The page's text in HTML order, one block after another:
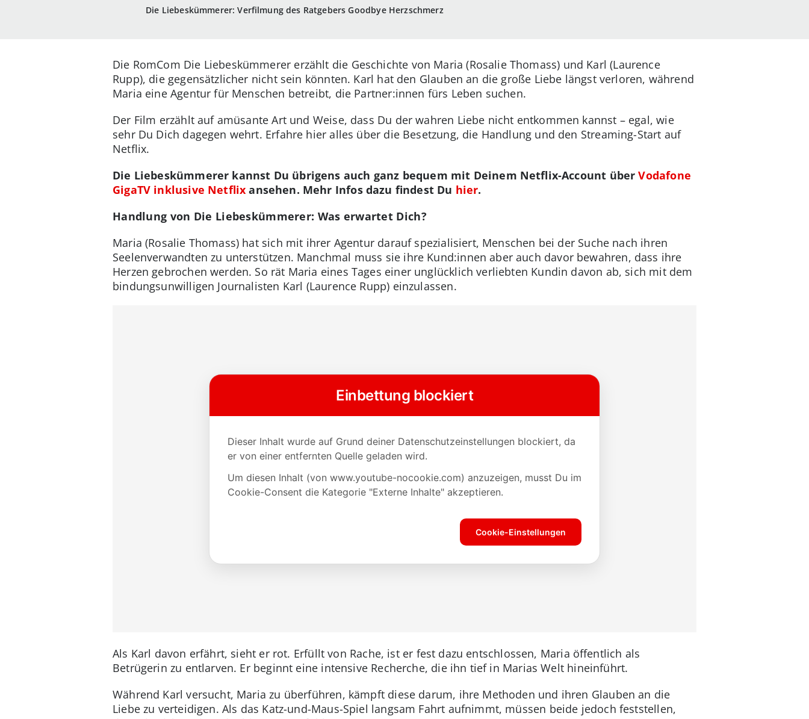
Die Liebeskümmerer: Verfilmung des Ratgebers Goodbye Herzschmerz
Die RomCom Die Liebeskümmerer erzählt die Geschichte von Maria (Rosalie Thomass) und Karl (Laurence
Rupp), die gegensätzlicher nicht sein könnten. Karl hat den Glauben an die große Liebe längst verloren, während
Maria eine Agentur für Menschen betreibt, die Partner:innen fürs Leben suchen.
Der Film erzählt auf amüsante Art und Weise, dass Du der wahren Liebe nicht entkommen kannst – egal, wie
sehr Du Dich dagegen wehrt. Erfahre hier alles über die Besetzung, die Handlung und den Streaming-Start auf
Netflix.
Die Liebeskümmerer kannst Du übrigens auch ganz bequem mit Deinem Netflix-Account überVodafone
GigaTV inklusive Netflix ansehen. Mehr Infos dazu findest Du hier.
Handlung von Die Liebeskümmerer: Was erwartet Dich?
Maria (Rosalie Thomass) hat sich mit ihrer Agentur darauf spezialisiert, Menschen bei der Suche nach ihren
Seelenverwandten zu unterstützen. Manchmal muss sie ihre Kund:innen aber auch davor bewahren, dass ihre
Herzen gebrochen werden. So rät Maria eines Tages einer unglücklich verliebten Kundin davon ab, sich mit dem
bindungsunwilligen Journalisten Karl (Laurence Rupp) einzulassen.
Als Karl davon erfährt, sieht er rot. Erfüllt von Rache, ist er fest dazu entschlossen, Maria öffentlich als
Betrügerin zu entlarven. Er beginnt eine intensive Recherche, die ihn tief in Marias Welt hineinführt.
Während Karl versucht, Maria zu überführen, kämpft diese darum, ihre Methoden und ihren Glauben an die
Liebe zu verteidigen. Als das Katz-und-Maus-Spiel langsam Fahrt aufnimmt, müssen beide jedoch feststellen,